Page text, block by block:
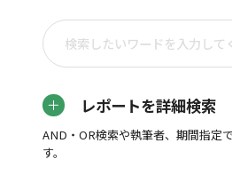
レポートを詳細検索
AND・OR検索や執筆者、期間指定
す。